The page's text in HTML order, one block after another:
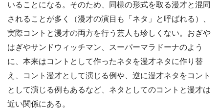
いることになる。そのため、同様の形式を取る漫才と混同
されることが多く（漫才の演目も「ネタ」と呼ばれる）、
実際コントと漫才の両方を行う芸人も珍しくない。おぎや
はぎやサンドウィッチマン、スーパーマラドーナのよう
に、本来はコントとして作ったネタを漫才ネタに作り替
え、コント漫才として演じる例や、逆に漫才ネタをコント
として演じる例もあるなど、ネタとしてのコントと漫才は
近い関係にある。